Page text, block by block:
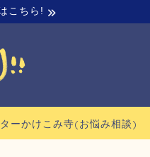
こちら!
ーかけこみ寺(お悩み相談)